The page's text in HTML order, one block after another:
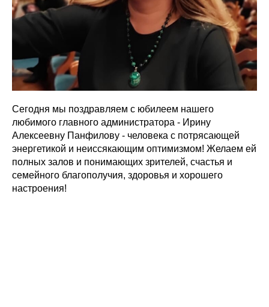
Сегодня мы поздравляем с юбилеем нашего
любимого главного администратора - Ирину
Алексеевну Панфилову - человека с потрясающей
энергетикой и неиссякающим оптимизмом! Желаем ей
полных залов и понимающих зрителей, счастья и
семейного благополучия, здоровья и хорошего
настроения!